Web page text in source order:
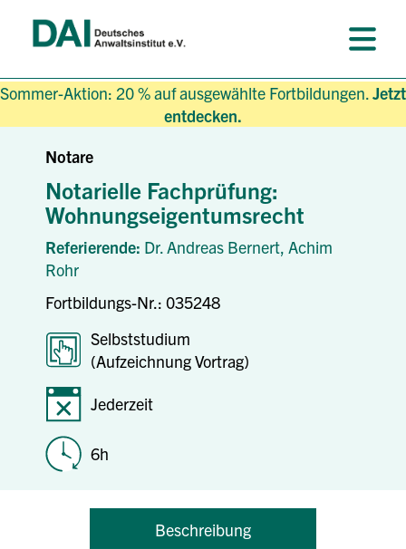
Sommer-Aktion: 20 % auf ausgewählte Fortbildungen.Jetzt
entdecken.
Notare
Notarielle Fachprüfung:
Wohnungseigentumsrecht
Referierende: Dr. Andreas Bernert, Achim
Rohr
Fortbildungs-Nr.: 035248
Selbststudium
(Aufzeichnung Vortrag)
Jederzeit
6h
Beschreibung